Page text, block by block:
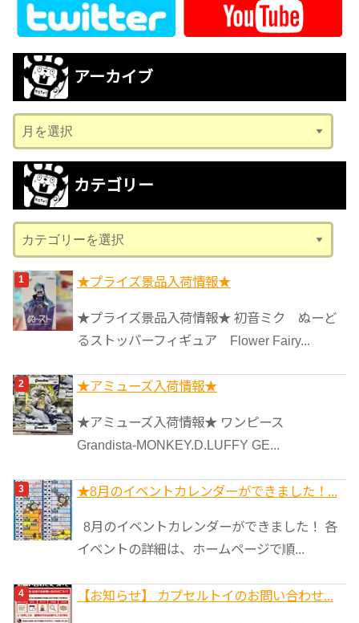
アーカイブ
ー
カ
ブ
カテゴリー
テ
ゴ
リ
ー
★プライズ景品入荷情報★
★プライズ景品入荷情報★ 初音ミク ぬーど
るストッパーフィギュア Flower Fairy...
★アミューズ入荷情報★
★アミューズ入荷情報★ ワンピース
Grandista-MONKEY.D.LUFFY GE...
★8月のイベントカレンダーができました！...
8月のイベントカレンダーができました！ 各
イベントの詳細は、ホームページで順...
【お知らせ】 カプセルトイのお問い合わせ...